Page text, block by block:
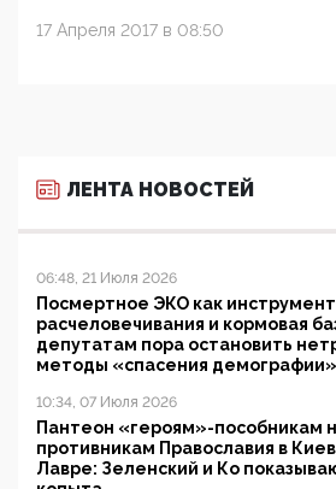
17 Апреля 2017 в 08:50
ЛЕНТА НОВОСТЕЙ
06:48, 21 Июля 2026
Посмертное ЭКО как инструмент
расчеловечивания и кормовая
депутатам пора остановить
методы «спасения демографии»
10:34, 07 Июля 2026
Пантеон «героям»-пособникам
противникам Православия в
Лавре: Зеленский и Ко